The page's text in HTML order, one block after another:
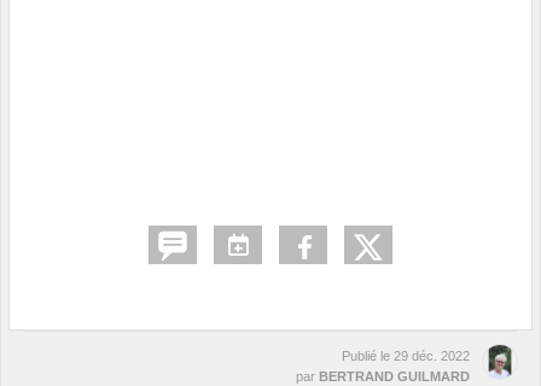
Publié le 29 déc. 2022
par BERTRAND GUILMARD